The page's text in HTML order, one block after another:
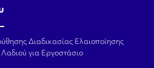
Διαδικασίας Ελαιοποίησης
για Εργοστάσιο